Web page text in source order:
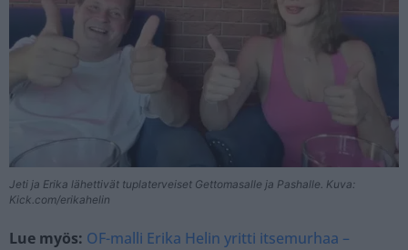
Jeti ja Erika lähettivät tuplaterveiset Gettomasalle ja Pashalle. Kuva:
Kick.com/erikahelin
Lue myös: OF-malli Erika Helin yritti itsemurhaa –